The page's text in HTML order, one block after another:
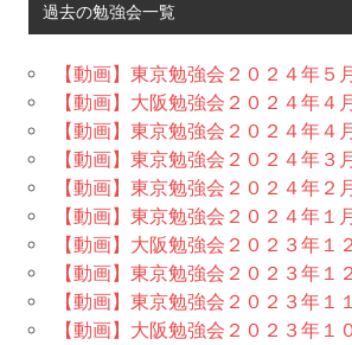
過去の勉強会一覧
【動画】東京勉強会２０２４年５
【動画】大阪勉強会２０２４年４
【動画】東京勉強会２０２４年４
【動画】東京勉強会２０２４年３
【動画】東京勉強会２０２４年２
【動画】東京勉強会２０２４年１
【動画】大阪勉強会２０２３年１
【動画】東京勉強会２０２３年１
【動画】東京勉強会２０２３年１
【動画】大阪勉強会２０２３年１